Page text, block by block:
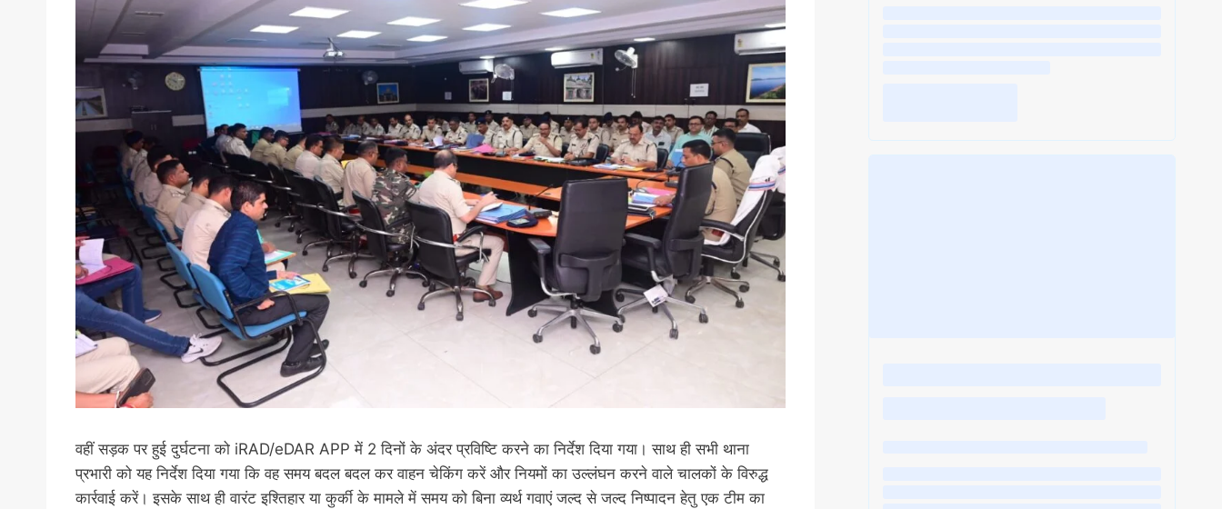
वहीं सड़क पर हुई दुर्घटना को iRAD/eDAR APP में 2 दिनों के अंदर प्रविष्टि करने का निर्देश दिया गया। साथ ही सभी थाना
प्रभारी को यह निर्देश दिया गया कि वह समय बदल बदल कर वाहन चेकिंग करें और नियमों का उल्लंघन करने वाले चालकों के विरुद्ध
कार्रवाई करें। इसके साथ ही वारंट इश्तिहार या कुर्की के मामले में समय को बिना व्यर्थ गवाएं जल्द से जल्द निष्पादन हेतु एक टीम का